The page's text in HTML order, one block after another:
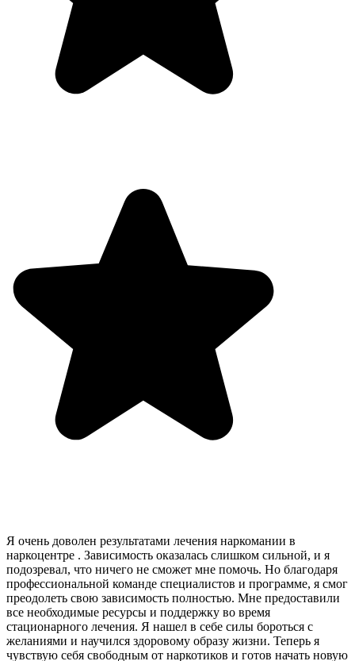
Я очень доволен результатами лечения наркомании в
наркоцентре . Зависимость оказалась слишком сильной, и я
подозревал, что ничего не сможет мне помочь. Но благодаря
профессиональной команде специалистов и программе, я смог
преодолеть свою зависимость полностью. Мне предоставили
все необходимые ресурсы и поддержку во время
стационарного лечения. Я нашел в себе силы бороться с
желаниями и научился здоровому образу жизни. Теперь я
чувствую себя свободным от наркотиков и готов начать новую